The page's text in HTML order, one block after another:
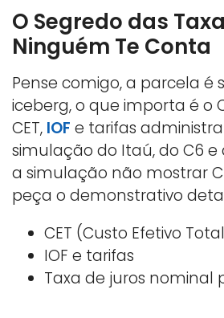
O Segredo das
Ninguém Te Conta
Pense comigo, a parcela é
iceberg, o que importa é o
CET, IOF e tarifas
simulação do Itaú, do C6 e
a simulação não mostrar
peça o demonstrativo
CET (Custo Efetivo
IOF e tarifas
Taxa de juros nominal